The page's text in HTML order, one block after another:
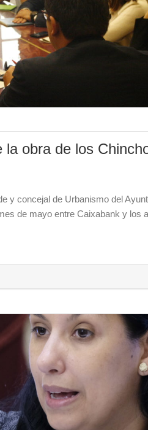
obra de los
y concejal de Urbanismo del
de mayo entre Caixabank y los